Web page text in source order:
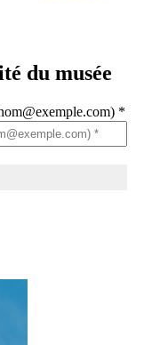
du musée
*